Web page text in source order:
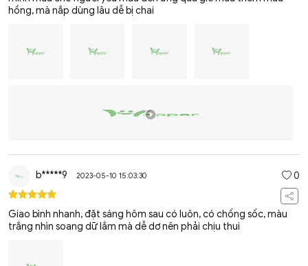
hồng, mà nắp dùng lâu dễ bị chai
b*****9 2023-05-10 15:03:30 0
Giao bình nhanh, đặt sáng hôm sau có luôn, có chống sốc, màu
trắng nhìn soang dữ lắm mà dễ dơ nên phải chịu thui